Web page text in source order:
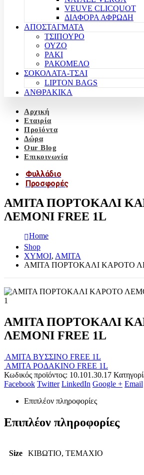
VEUVE CLICQUOT
ΔΙΑΦΟΡΑ ΑΦΡΩΔΗ
ΑΠΟΣΤΑΓΜΑΤΑ
ΤΣΙΠΟΥΡΟ
ΟΥΖΟ
ΡΑΚΙ
ΡΑΚΟΜΕΛΟ
ΣΟΚΟΛΑΤΑ-ΤΣΑΙ
LIPTON BAGS
ΑΝΘΡΑΚΙΚΑ
Αρχική
Εταιρία
Προϊόντα
Δώρα
Our Blog
Επικοινωνία
Φυλλάδιο
Προσφορές
AMITA ΠΟΡΤΟΚΑΛΙ
ΛΕΜΟΝΙ FREE 1L
Home
Shop
ΧΥΜΟΙ, ΑΜΙΤΑ
AMITA ΠΟΡΤΟΚΑΛΙ ΚΑΡΟΤΟ
AMITA ΠΟΡΤΟΚΑΛΙ
ΛΕΜΟΝΙ FREE 1L
AMITA ΒΥΣΣΙΝΟ FREE 1L
AMITA ΡΟΔΑΚΙΝΟ FREE 1L
Κωδικός προϊόντος: 10.101.30.17
Facebook Twitter LinkedIn Google + Email
Επιπλέον πληροφορίες
Επιπλέον πληροφορίες
Size ΚΙΒΩΤΙΟ, ΤΕΜΑΧΙΟ